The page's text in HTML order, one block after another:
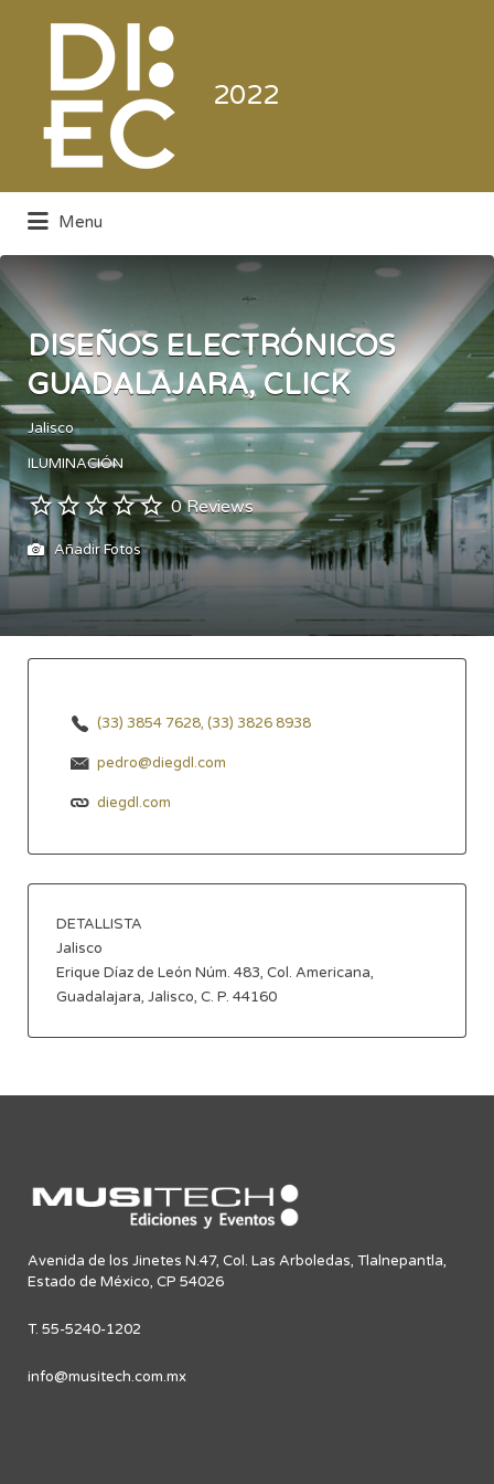
2022
Electrónica de Consumo y Comercial
Buscar
Menu
DISEÑOS ELECTRÓNICOS
GUADALAJARA, CLICK
Jalisco
ILUMINACIÓN
0 Reviews
Añadir Fotos
(33) 3854 7628, (33) 3826 8938
pedro@diegdl.com
diegdl.com
DETALLISTA
Jalisco
Erique Díaz de León Núm. 483, Col. Americana,
Guadalajara, Jalisco, C. P. 44160
Avenida de los Jinetes N.47, Col. Las Arboledas, Tlalnepantla,
Estado de México, CP 54026
T. 55-5240-1202
info@musitech.com.mx